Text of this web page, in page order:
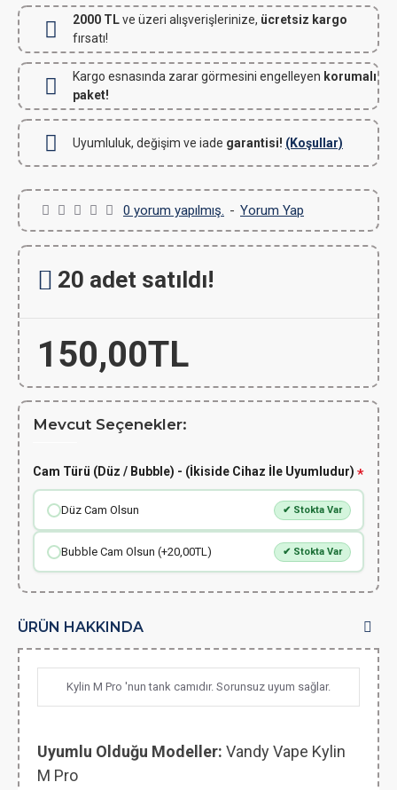
2000 TLve üzeri alışverişlerinize, ücretsiz kargo
fırsatı!
Kargo esnasında zarar görmesini engelleyen korumalı
paket!
Uyumluluk, değişim ve iade garantisi! (Koşullar)
0 yorum yapılmış. - Yorum Yap
150,00TL
20 adet satıldı!
Mevcut Seçenekler:
Cam Türü (Düz / Bubble) - (İkiside Cihaz İle Uyumludur)
Düz Cam Olsun ✔ Stokta Var
Bubble Cam Olsun (+20,00TL) ✔ Stokta Var
ÜRÜN HAKKINDA
Kylin M Pro 'nun tank camıdır. Sorunsuz uyum sağlar.
Uyumlu Olduğu Modeller: Vandy Vape Kylin
M Pro